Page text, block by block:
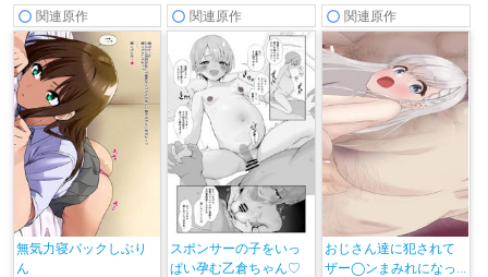
関連原作
無気力寝バックしぶり
ん
関連原作
スポンサーの子をいっ
ぱい孕む乙倉ちゃん♡
関連原作
おじさん達に犯されて
ザー◯ンまみれになっ